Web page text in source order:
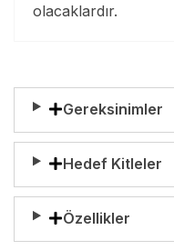
olacaklardır.
Gereksinimler
Hedef Kitleler
Özellikler